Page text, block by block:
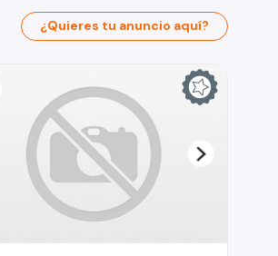
¿Quieres tu anuncio aquí?